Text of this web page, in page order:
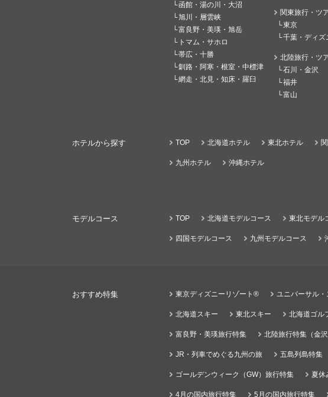
函館・湯の川・大沼
旭川・層雲峡
富良野・美瑛・旭岳
トマム・サホロ
帯広・十勝
釧路・阿寒・根室・中標津
網走・北見・知床・羅臼
関東旅行・ツ
東京
千葉・ディズ
北陸旅行・ツ
石川・金沢
福井
富山
ホテルから探す TOP 北海道ホテル 東北ホテル
九州ホテル 沖縄ホテル
モデルコース TOP 北海道モデルコース 東北モデル
四国モデルコース 九州モデルコース
おすすめ特集 東京ディズニーリゾート® ユニバーサル
北海道スキー 東北スキー 北海道ゴル
富良野・美瑛旅行特集 北陸旅行特集（金沢
JR・列車でめぐる九州の旅 五島列島特集
ゴールデンウィーク（GW）旅行特集 夏休
4月の国内旅行特集 5月の国内旅行特集